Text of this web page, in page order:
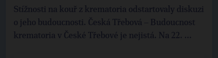
Stížnosti na kouř z krematoria odstartovaly diskuzi
o jeho budoucnosti. Česká Třebová – Budoucnost
krematoria v České Třebové je nejistá. Na 22. ...